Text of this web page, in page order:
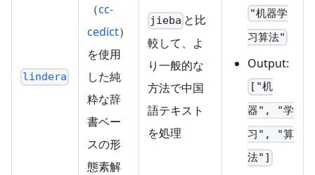
lindera
（cc-
cedict）
を使用
した純
粋な辞
書ベー
スの形
態素解
jieba と比
較して、よ
り一般的な
方法で中国
語テキスト
を処理
"机器学
习算法"
Output:
["机
器", "学
习", "算
法"]